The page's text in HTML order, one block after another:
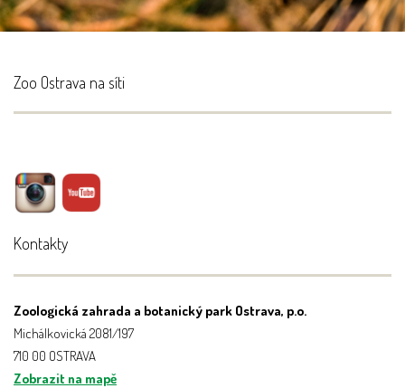
Zoo Ostrava na síti
Kontakty
Zoologická zahrada a botanický park Ostrava, p.o.
Michálkovická 2081/197
710 00 OSTRAVA
Zobrazit na mapě